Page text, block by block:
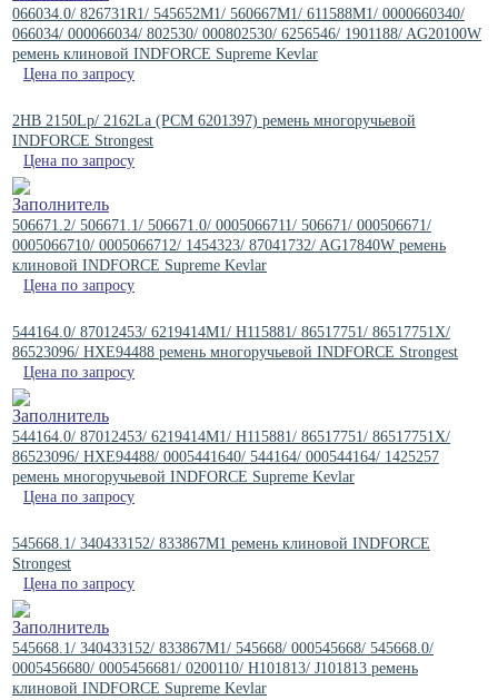
066034.0/ 826731R1/ 545652M1/ 560667M1/ 611588M1/ 0000660340/
066034/ 000066034/ 802530/ 000802530/ 6256546/ 1901188/ AG20100W
ремень клиновой INDFORCE Supreme Kevlar
Цена по запросу
2HB 2150Lp/ 2162La (PCM 6201397) ремень многоручьевой
INDFORCE Strongest
Цена по запросу
506671.2/ 506671.1/ 506671.0/ 0005066711/ 506671/ 000506671/
0005066710/ 0005066712/ 1454323/ 87041732/ AG17840W ремень
клиновой INDFORCE Supreme Kevlar
Цена по запросу
544164.0/ 87012453/ 6219414M1/ H115881/ 86517751/ 86517751X/
86523096/ HXE94488 ремень многоручьевой INDFORCE Strongest
Цена по запросу
544164.0/ 87012453/ 6219414M1/ H115881/ 86517751/ 86517751X/
86523096/ HXE94488/ 0005441640/ 544164/ 000544164/ 1425257
ремень многоручьевой INDFORCE Supreme Kevlar
Цена по запросу
545668.1/ 340433152/ 833867M1 ремень клиновой INDFORCE
Strongest
Цена по запросу
545668.1/ 340433152/ 833867M1/ 545668/ 000545668/ 545668.0/
0005456680/ 0005456681/ 0200110/ H101813/ J101813 ремень
клиновой INDFORCE Supreme Kevlar